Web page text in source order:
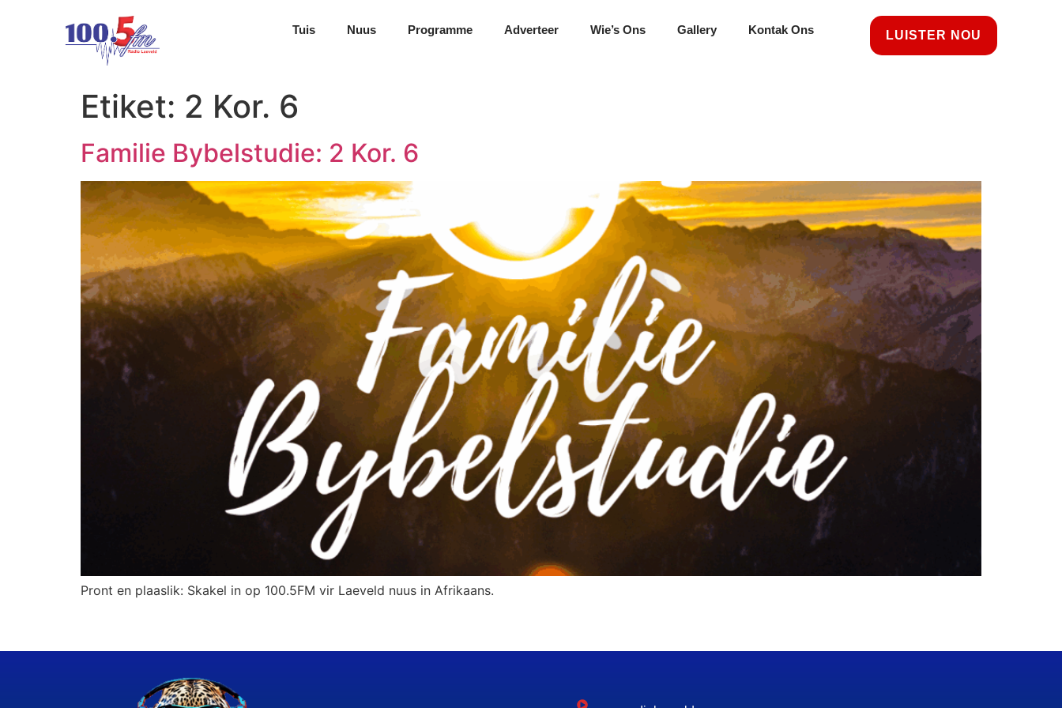
Tuis Nuus Programme Adverteer Wie’s Ons Gallery Kontak Ons LUISTER NOU
Etiket: 2 Kor. 6
Familie Bybelstudie: 2 Kor. 6
Pront en plaaslik: Skakel in op 100.5FM vir Laeveld nuus in Afrikaans.